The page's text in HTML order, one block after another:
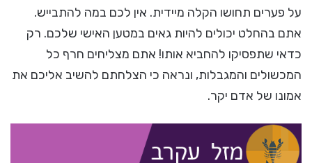
על פערים תחושו הקלה מיידית. אין לכם במה להתבייש.
אתם בהחלט יכולים להיות גאים במטען האישי שלכם. רק
כדאי שתפסיקו להחביא אותו! אתם מצליחים חרף כל
המכשולים והמגבלות, ונראה כי הצלחתם להשיב אליכם את
אמונו של אדם יקר.